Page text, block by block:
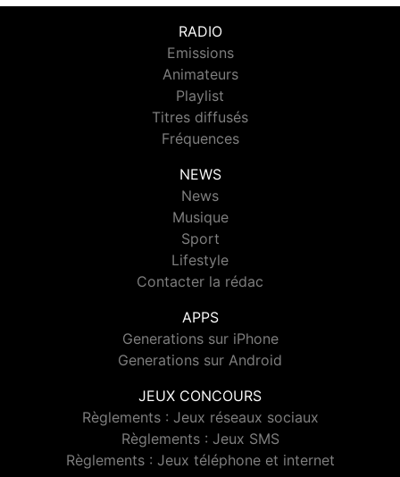
RADIO
Emissions
Animateurs
Playlist
Titres diffusés
Fréquences
NEWS
News
Musique
Sport
Lifestyle
Contacter la rédac
APPS
Generations sur iPhone
Generations sur Android
JEUX CONCOURS
Règlements : Jeux réseaux sociaux
Règlements : Jeux SMS
Règlements : Jeux téléphone et internet